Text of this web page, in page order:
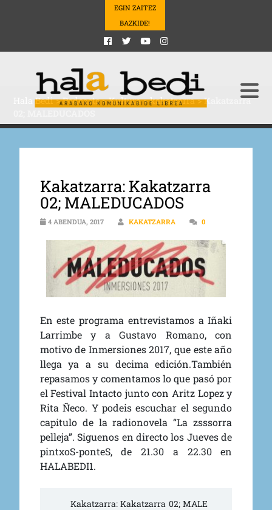
EGIN ZAITEZ
BAZKIDE!
Hala Bedi>Podcasts>Kultura>kakatzarra>Kakatzarra
Kakatzarra: Kakatzarra
02; MALEDUCADOS
4 ABENDUA, 2017 KAKATZARRA 0
En este programa entrevistamos a Iñaki
Larrimbe y a Gustavo Romano, con
motivo de Inmersiones 2017, que este año
llega ya a su decima edición.También
repasamos y comentamos lo que pasó por
el Festival Intacto junto con Aritz Lopez y
Rita Ñeco. Y podeis escuchar el segundo
capitulo de la radionovela “La zsssorra
pelleja”. Siguenos en directo los Jueves de
pintxoS-ponteS, de 21.30 a 22.30 en
HALABEDI1.
Kakatzarra: Kakatzarra 02; MALE